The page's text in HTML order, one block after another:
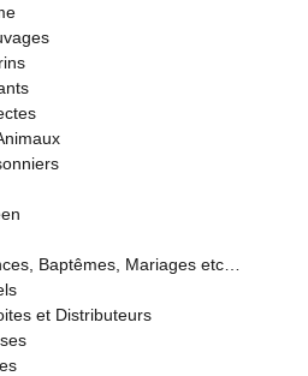
Baptêmes, Mariages etc…
et Distributeurs